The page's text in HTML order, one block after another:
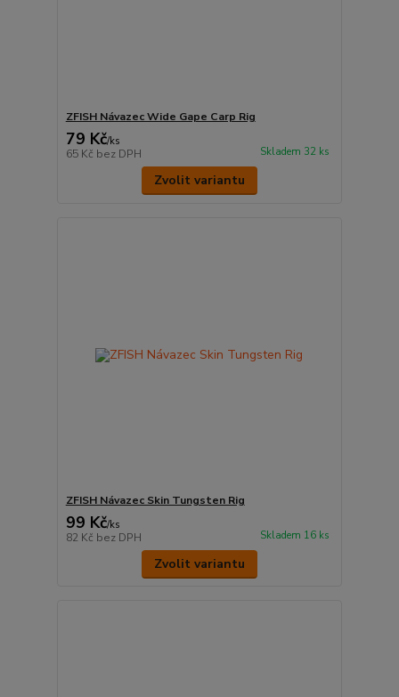
ZFISH Návazec Wide Gape Carp Rig
79 Kč/ks
65 Kč bez DPH Skladem 32 ks
Zvolit variantu
ZFISH Návazec Skin Tungsten Rig
99 Kč/ks
82 Kč bez DPH Skladem 16 ks
Zvolit variantu